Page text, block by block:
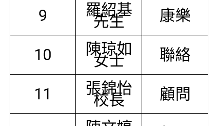
9 羅紹基
先生 康樂
10 陳琼如
女士 聯絡
11 張錦怡
校長 顧問